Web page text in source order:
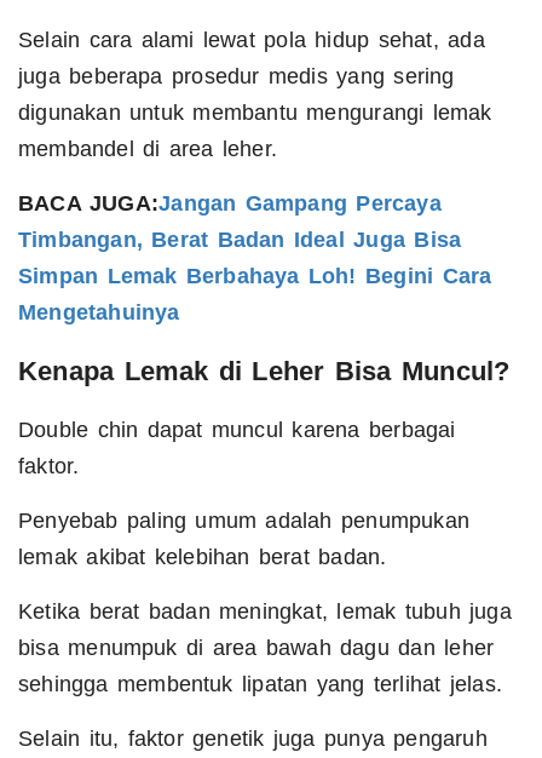
Selain cara alami lewat pola hidup sehat, ada
juga beberapa prosedur medis yang sering
digunakan untuk membantu mengurangi lemak
membandel di area leher.
BACA JUGA:Jangan Gampang Percaya
Timbangan, Berat Badan Ideal Juga Bisa
Simpan Lemak Berbahaya Loh! Begini Cara
Mengetahuinya
Kenapa Lemak di Leher Bisa Muncul?
Double chin dapat muncul karena berbagai
faktor.
Penyebab paling umum adalah penumpukan
lemak akibat kelebihan berat badan.
Ketika berat badan meningkat, lemak tubuh juga
bisa menumpuk di area bawah dagu dan leher
sehingga membentuk lipatan yang terlihat jelas.
Selain itu, faktor genetik juga punya pengaruh